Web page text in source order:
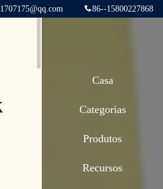
86--15800227868
Casa
Categorias
Produtos
Recursos